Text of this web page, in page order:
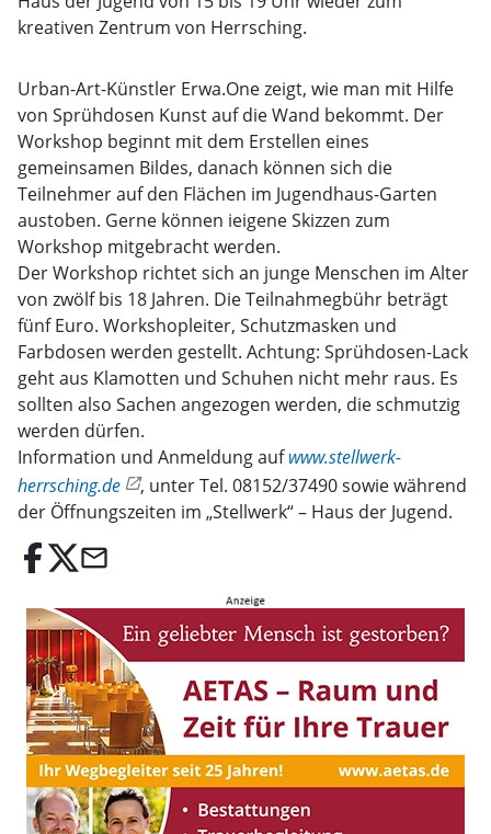
kreativen Zentrum von Herrsching.
Urban-Art-Künstler Erwa.One zeigt, wie man mit Hilfe
von Sprühdosen Kunst auf die Wand bekommt. Der
Workshop beginnt mit dem Erstellen eines
gemeinsamen Bildes, danach können sich die
Teilnehmer auf den Flächen im Jugendhaus-Garten
austoben. Gerne können ieigene Skizzen zum
Workshop mitgebracht werden.
Der Workshop richtet sich an junge Menschen im Alter
von zwölf bis 18 Jahren. Die Teilnahmegbühr beträgt
fünf Euro. Workshopleiter, Schutzmasken und
Farbdosen werden gestellt. Achtung: Sprühdosen-Lack
geht aus Klamotten und Schuhen nicht mehr raus. Es
sollten also Sachen angezogen werden, die schmutzig
werden dürfen.
Information und Anmeldung aufwww.stellwerk-
herrsching.de
, unter Tel. 08152/37490 sowie während
der Öffnungszeiten im „Stellwerk“ – Haus der Jugend.
email